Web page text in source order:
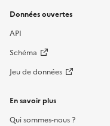
Données ouvertes
API
Schéma
Jeu de données
En savoir plus
Qui sommes-nous ?